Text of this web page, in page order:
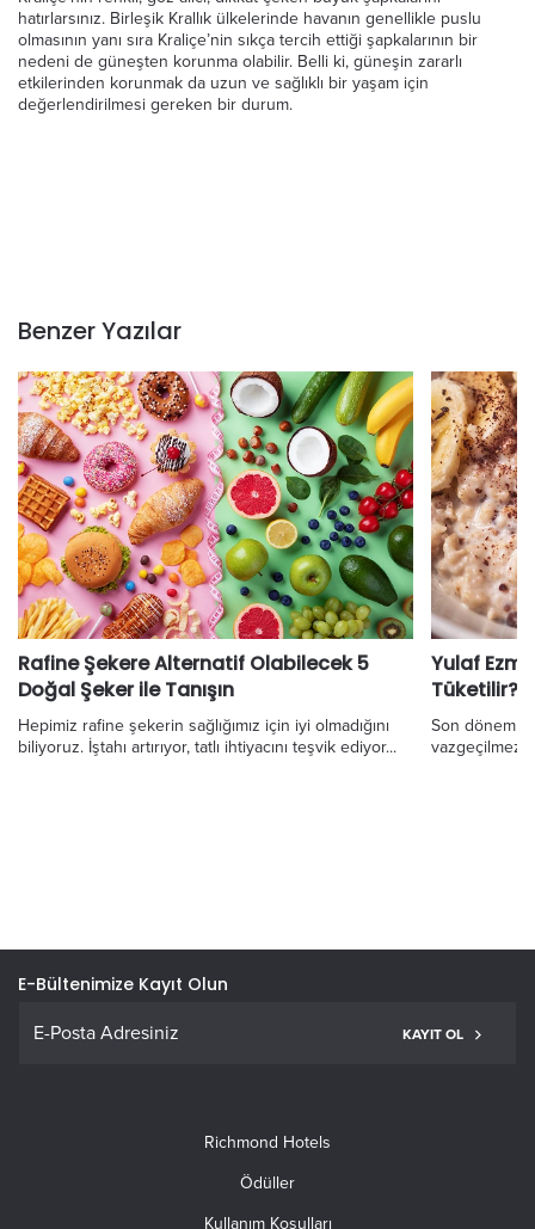
hatırlarsınız. Birleşik Krallık ülkelerinde havanın genellikle puslu
olmasının yanı sıra Kraliçe’nin sıkça tercih ettiği şapkalarının bir
nedeni de güneşten korunma olabilir. Belli ki, güneşin zararlı
etkilerinden korunmak da uzun ve sağlıklı bir yaşam için
değerlendirilmesi gereken bir durum.
Benzer Yazılar
Rafine Şekere Alternatif Olabilecek 5
Doğal Şeker ile Tanışın
Hepimiz rafine şekerin sağlığımız için iyi olmadığını
biliyoruz. İştahı artırıyor, tatlı ihtiyacını teşvik ediyor...
Yulaf
Tüketilir?
Son
E-Bültenimize Kayıt Olun
KAYIT OL
Richmond Hotels
Ödüller
Kullanım Koşulları